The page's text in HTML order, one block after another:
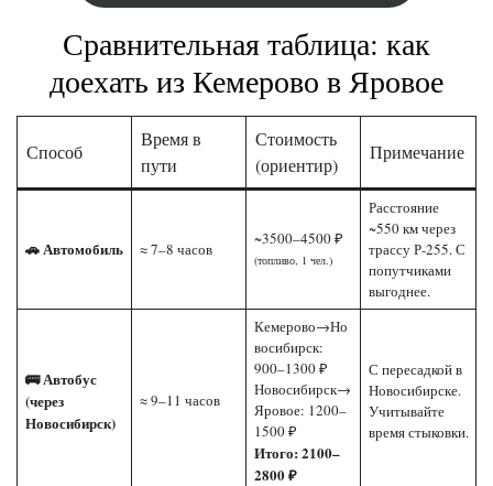
Сравнительная таблица: как
доехать из Кемерово в Яровое
Способ
Время в
пути
Стоимость
(ориентир)
Примечание
🚗 Автомобиль ≈ 7–8 часов
~3500–4500 ₽
(топливо, 1 чел.)
Расстояние
~550 км через
трассу Р-255. С
попутчиками
выгоднее.
🚌 Автобус
(через
Новосибирск)
≈ 9–11 часов
Кемерово→Но
восибирск:
900–1300 ₽
Новосибирск→
Яровое: 1200–
1500 ₽
Итого: 2100–
2800 ₽
С пересадкой в
Новосибирске.
Учитывайте
время стыковки.